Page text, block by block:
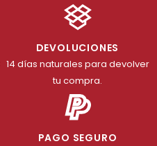
DEVOLUCIONES
14 días naturales para devolver
tu compra.
PAGO SEGURO